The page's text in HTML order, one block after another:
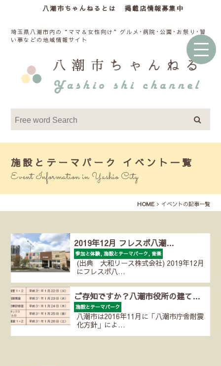
八潮市ちゃんねるとは 掲載店情報募集中
埼玉県八潮市内の“ママ＆女性向け”グルメ･病院･公園･お祭り･習
い事などの地域情報サイト
施設とテーマパーク イベント一覧
Event Information in Yashio City
HOME イベントの記事一覧
2019年12月 フレスポ八潮…
参加と体験, 施設とテーマパーク, 音楽
(出典 大和リース株式会社) 2019年12月
にフレスポ八…
ご存知ですか？八潮市役所の建て…
施設とテーマパーク
八潮市は2016年11月に「八潮市庁舎耐震
化方針」によ…